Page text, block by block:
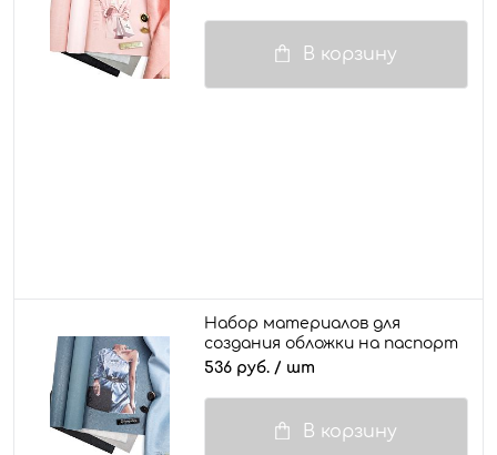
В корзину
Набор материалов для
создания обложки на паспорт
/ документы "Ребекка"
536 руб. / шт
В корзину